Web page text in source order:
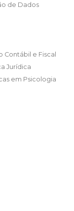
de Dados
Contábil e Fiscal
Jurídica
em Psicologia